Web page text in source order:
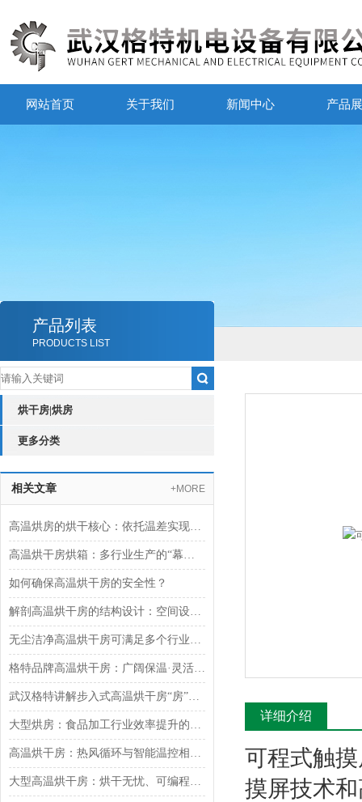
网站首页 关于我们 新闻中心 产品
产品列表
PRODUCTS LIST
烘干房|烘房
更多分类
相关文章 +MORE
高温烘房的烘干核心：依托温差实现热量与水分的双向传递
高温烘干房烘箱：多行业生产的“幕后支持者“
如何确保高温烘干房的安全性？
解剖高温烘干房的结构设计：空间设计与密闭性能
无尘洁净高温烘干房可满足多个行业需求
格特品牌高温烘干房：广阔保温·灵活控温湿·快速搭建
武汉格特讲解步入式高温烘干房“房”名由来
大型烘房：食品加工行业效率提升的得力助手
高温烘干房：热风循环与智能温控相辅相成
大型高温烘干房：烘干无忧、可编程智能控制
详细介绍
可程式触
摸屏技术